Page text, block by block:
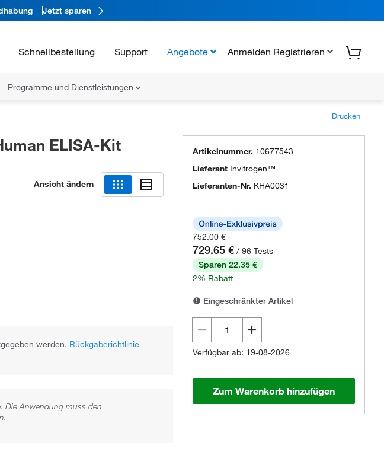
Jetzt sparen
Schnellbestellung Support Angebote Anmelden Registrieren
Programme und Dienstleistungen
Drucken
ELISA-Kit
Ansicht ändern
werden. Rückgaberichtlinie
Die Anwendung muss den
Artikelnummer. 10677543
Lieferant Invitrogen™
Lieferanten-Nr. KHA0031
752.00 €
729.65 € / 96 Tests
Sparen 22.35 €
2% Rabatt
Eingeschränkter Artikel
Verfügbar ab: 19-08-2026
Zum Warenkorb hinzufügen